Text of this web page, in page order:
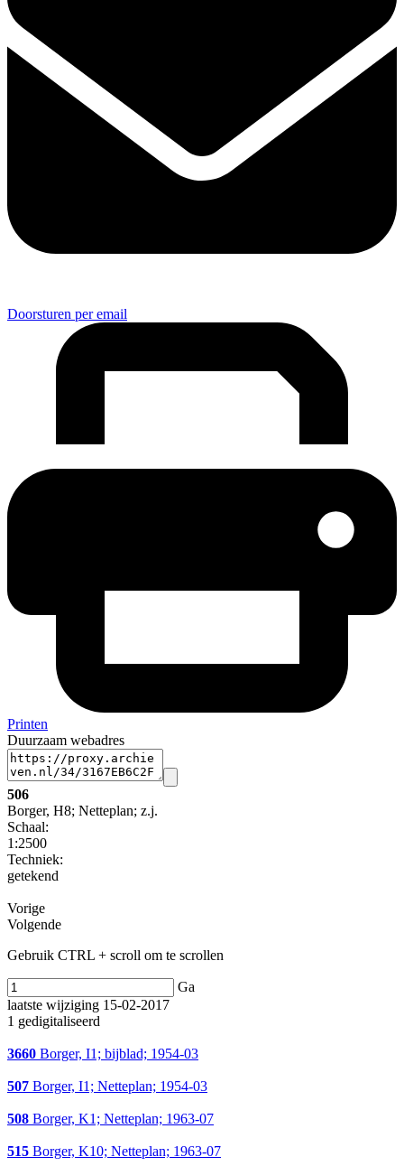
Doorsturen per email
Printen
Duurzaam webadres
506
Borger, H8; Netteplan; z.j.
Schaal:
1:2500
Techniek:
getekend
Vorige
Volgende
Gebruik CTRL + scroll om te scrollen
Ga
laatste wijziging 15-02-2017
1 gedigitaliseerd
3660 Borger, I1; bijblad; 1954-03
507 Borger, I1; Netteplan; 1954-03
508 Borger, K1; Netteplan; 1963-07
515 Borger, K10; Netteplan; 1963-07